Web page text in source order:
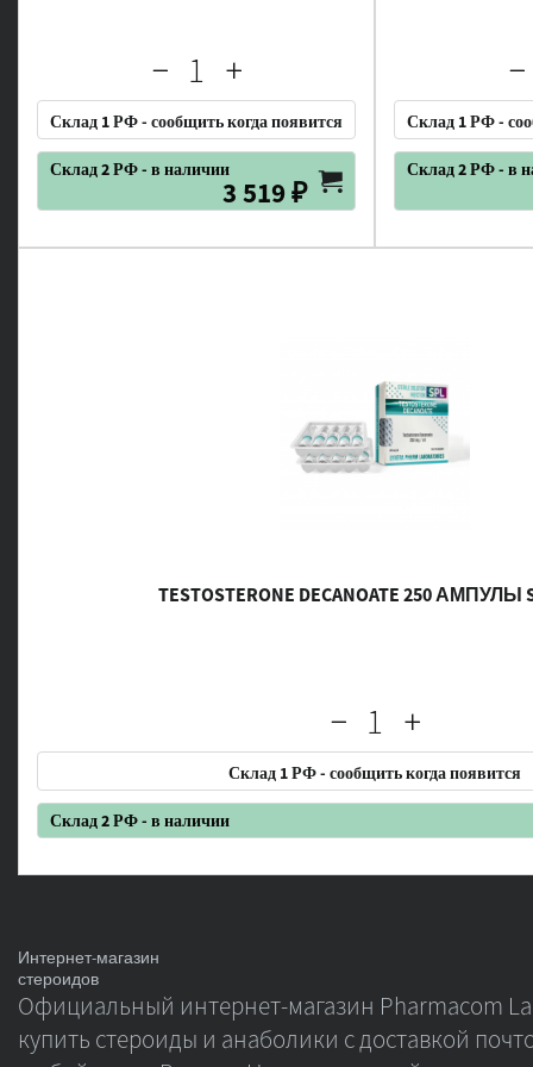
Склад 1 РФ - сообщить когда появится
Склад 2 РФ - в наличии
3 519 ₽
Склад 1 РФ -
Склад 2 РФ - в
TESTOSTERONE DECANOATE 250 АМПУЛЫ
Склад 1 РФ - сообщить когда появится
Склад 2 РФ - в наличии
Интернет-магазин
стероидов
Официальный интернет-магазин Pharmacom
купить стероиды и анаболики с доставкой